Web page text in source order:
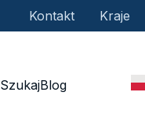
Kontakt Kraje
SzukajBlog